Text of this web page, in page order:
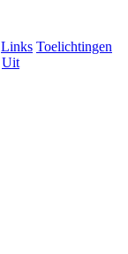
Links Toelichtingen
Uit